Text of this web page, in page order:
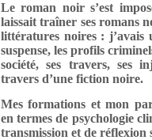
Le roman noir s’est
laissait traîner ses romans
littératures noires :
suspense, les profils
société, ses travers, ses
travers d’une fiction noire.
Mes formations et mon
en termes de psychologie
transmission et de réflexion